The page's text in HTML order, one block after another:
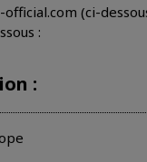
(ci-
:
: